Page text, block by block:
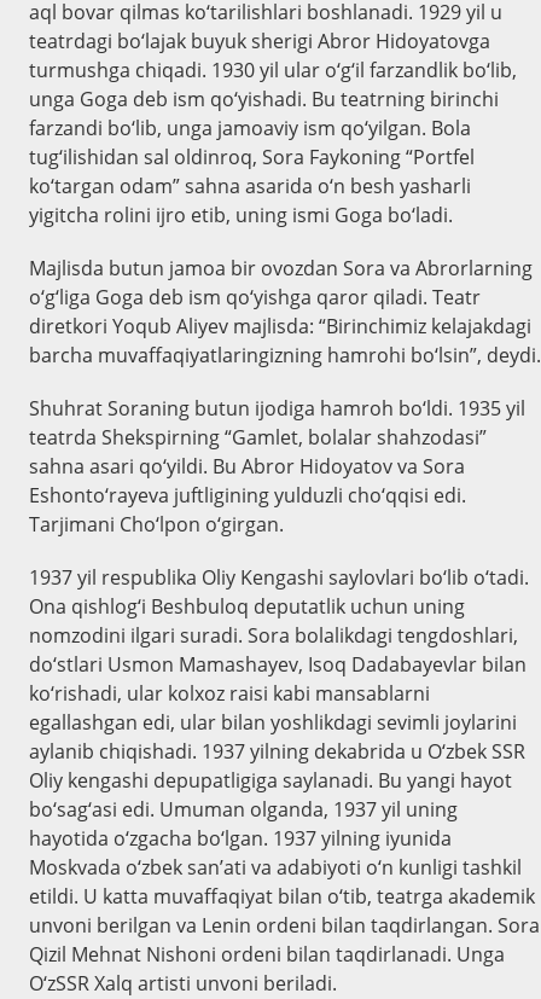
aql bovar qilmas ko‘tarilishlari boshlanadi. 1929 yil u
teatrdagi bo‘lajak buyuk sherigi Abror Hidoyatovga
turmushga chiqadi. 1930 yil ular o‘g‘il farzandlik bo‘lib,
unga Goga deb ism qo‘yishadi. Bu teatrning birinchi
farzandi bo‘lib, unga jamoaviy ism qo‘yilgan. Bola
tug‘ilishidan sal oldinroq, Sora Faykoning “Portfel
ko‘targan odam” sahna asarida o‘n besh yasharli
yigitcha rolini ijro etib, uning ismi Goga bo‘ladi.
Majlisda butun jamoa bir ovozdan Sora va Abrorlarning
o‘g‘liga Goga deb ism qo‘yishga qaror qiladi. Teatr
diretkori Yoqub Aliyev majlisda: “Birinchimiz kelajakdagi
barcha muvaffaqiyatlaringizning hamrohi bo‘lsin”, deydi.
Shuhrat Soraning butun ijodiga hamroh bo‘ldi. 1935 yil
teatrda Shekspirning “Gamlet, bolalar shahzodasi”
sahna asari qo‘yildi. Bu Abror Hidoyatov va Sora
Eshonto‘rayeva juftligining yulduzli cho‘qqisi edi.
Tarjimani Cho‘lpon o‘girgan.
1937 yil respublika Oliy Kengashi saylovlari bo‘lib o‘tadi.
Ona qishlog‘i Beshbuloq deputatlik uchun uning
nomzodini ilgari suradi. Sora bolalikdagi tengdoshlari,
do‘stlari Usmon Mamashayev, Isoq Dadabayevlar bilan
ko‘rishadi, ular kolxoz raisi kabi mansablarni
egallashgan edi, ular bilan yoshlikdagi sevimli joylarini
aylanib chiqishadi. 1937 yilning dekabrida u O‘zbek SSR
Oliy kengashi depupatligiga saylanadi. Bu yangi hayot
bo‘sag‘asi edi. Umuman olganda, 1937 yil uning
hayotida o‘zgacha bo‘lgan. 1937 yilning iyunida
Moskvada o‘zbek san’ati va adabiyoti o‘n kunligi tashkil
etildi. U katta muvaffaqiyat bilan o‘tib, teatrga akademik
unvoni berilgan va Lenin ordeni bilan taqdirlangan. Sora
Qizil Mehnat Nishoni ordeni bilan taqdirlanadi. Unga
O‘zSSR Xalq artisti unvoni beriladi.